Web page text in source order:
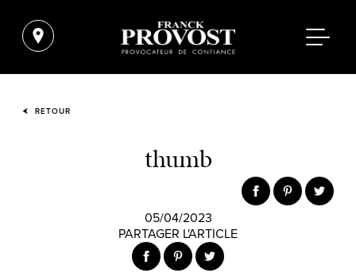
RETOUR
thumb
05/04/2023
PARTAGER L'ARTICLE